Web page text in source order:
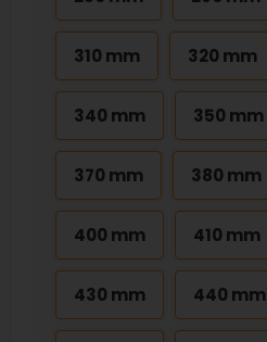
310 mm 320 mm
340 mm 350 mm
370 mm 380 mm
400 mm 410 mm
430 mm 440 mm